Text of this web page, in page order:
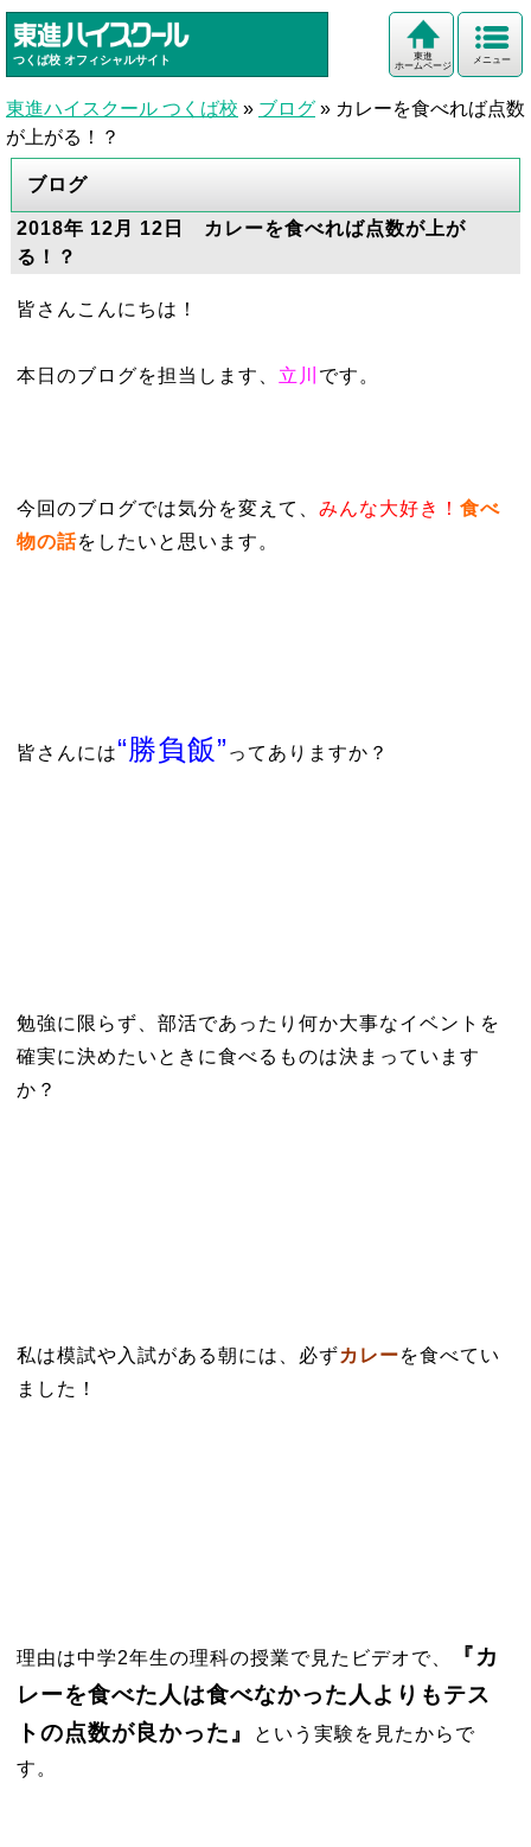
つくば校 オフィシャルサイト メニュー
東進
ホームページ
東進ハイスクール つくば校 » ブログ » カレーを食べれば点数
が上がる！？
ブログ
2018年 12月 12日 カレーを食べれば点数が上が
る！？
皆さんこんにちは！
本日のブログを担当します、 立川 です。
今回のブログでは気分を変えて、 みんな大好き！ 食べ
物の話をしたいと思います。
皆さんには“勝負飯”ってありますか？
勉強に限らず、部活であったり何か大事なイベントを
確実に決めたいときに食べるものは決まっています
か？
私は模試や入試がある朝には、必ずカレーを食べてい
ました！
理由は中学2年生の理科の授業で見たビデオで、
『カ
レーを食べた人は食べなかった人よりもテス
トの点数が良かった』
という実験を見たからで
す。